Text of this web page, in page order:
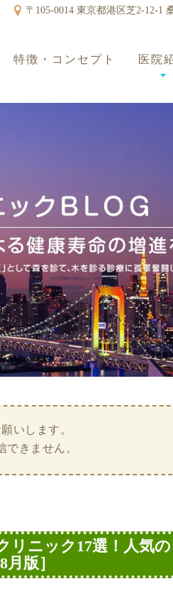
〒105-0014 東京都港区芝2-12-1
特徴・コンセプト 医院
いします。
きません。
リニック17選！人気の
版］